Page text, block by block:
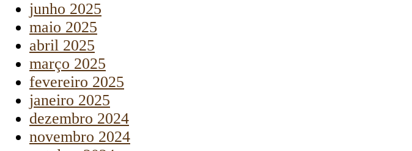
junho 2025
maio 2025
abril 2025
março 2025
fevereiro 2025
janeiro 2025
dezembro 2024
novembro 2024